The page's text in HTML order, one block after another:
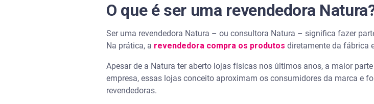
O que é ser uma revendedora
Ser uma revendedora Natura – ou consultora Natura – significa fazer
Na prática, a revendedora compra os produtos diretamente da fábrica
Apesar de a Natura ter aberto lojas físicas nos últimos anos, a maior
empresa, essas lojas conceito aproximam os consumidores da marca e
revendedoras.